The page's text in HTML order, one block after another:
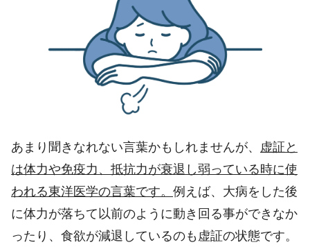
あまり聞きなれない言葉かもしれませんが、 虚証と
は体力や免疫力、抵抗力が衰退し弱っている時に使
われる東洋医学の言葉です。 例えば、大病をした後
に体力が落ちて以前のように動き回る事ができなか
ったり、食欲が減退しているのも虚証の状態です。